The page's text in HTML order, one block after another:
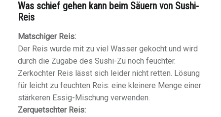
Was schief gehen kann beim Säuern von Sushi-
Reis
Matschiger Reis:
Der Reis wurde mit zu viel Wasser gekocht und wird
durch die Zugabe des Sushi-Zu noch feuchter.
Zerkochter Reis lässt sich leider nicht retten. Lösung
für leicht zu feuchten Reis: eine kleinere Menge einer
stärkeren Essig-Mischung verwenden.
Zerquetschter Reis: